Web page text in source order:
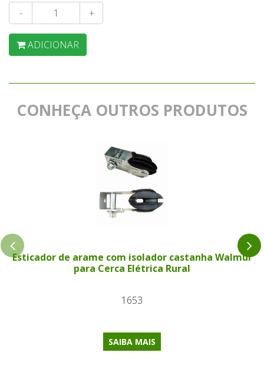
- +
ADICIONAR
CONHEÇA OUTROS PRODUTOS
Esticador de arame com isolador castanha Walmur
para Cerca Elétrica Rural
1653
SAIBA MAIS